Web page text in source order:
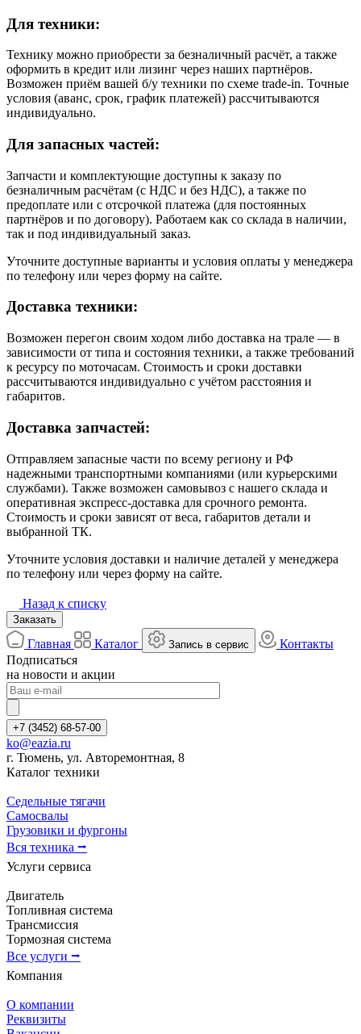
Для техники:
Технику можно приобрести за безналичный расчёт, а также
оформить в кредит или лизинг через наших партнёров.
Возможен приём вашей б/у техники по схеме trade-in. Точные
условия (аванс, срок, график платежей) рассчитываются
индивидуально.
Для запасных частей:
Запчасти и комплектующие доступны к заказу по
безналичным расчётам (с НДС и без НДС), а также по
предоплате или с отсрочкой платежа (для постоянных
партнёров и по договору). Работаем как со склада в наличии,
так и под индивидуальный заказ.
Уточните доступные варианты и условия оплаты у менеджера
по телефону или через форму на сайте.
Доставка техники:
Возможен перегон своим ходом либо доставка на трале — в
зависимости от типа и состояния техники, а также требований
к ресурсу по моточасам. Стоимость и сроки доставки
рассчитываются индивидуально с учётом расстояния и
габаритов.
Доставка запчастей:
Отправляем запасные части по всему региону и РФ
надежными транспортными компаниями (или курьерскими
службами). Также возможен самовывоз с нашего склада и
оперативная экспресс-доставка для срочного ремонта.
Стоимость и сроки зависят от веса, габаритов детали и
выбранной ТК.
Уточните условия доставки и наличие деталей у менеджера
по телефону или через форму на сайте.
Назад к списку
Заказать
Главная Каталог Запись в сервис
Контакты
Подписаться
на новости и акции
+7 (3452) 68-57-00
ko@eazia.ru
г. Тюмень, ул. Авторемонтная, 8
Каталог техники
Седельные тягачи
Самосвалы
Грузовики и фургоны
Вся техника ⭢
Услуги сервиса
Двигатель
Топливная система
Трансмиссия
Тормозная система
Все услуги ⭢
Компания
О компании
Реквизиты